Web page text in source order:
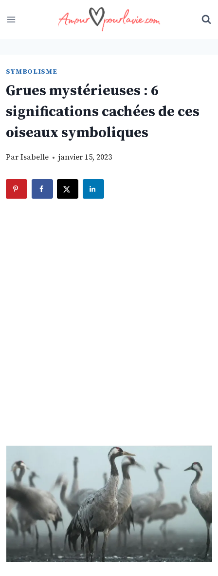
to
SYMBOLISME
Grues mystérieuses : 6
significations cachées de ces
oiseaux symboliques
Par Isabelle janvier 15, 2023